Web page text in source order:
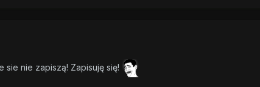
sie nie zapiszą! Zapisuję się!